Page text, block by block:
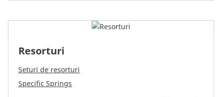
Resorturi
Seturi de resorturi
Specific Springs